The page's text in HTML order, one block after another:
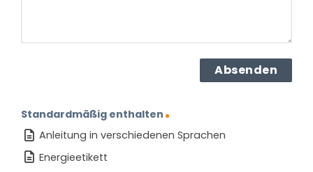
Standardmäßig enthalten
Anleitung in verschiedenen Sprachen
Energieetikett